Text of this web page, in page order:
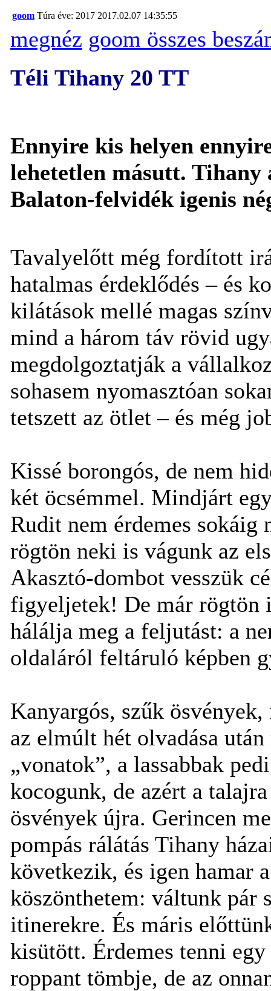
goom Túra éve: 2017 2017.02.07 14:35:55
megnéz goom összes
Téli Tihany 20 TT
Ennyire kis helyen
lehetetlen másutt. Tihany
Balaton-felvidék igenis
Tavalyelőtt még fordított
hatalmas érdeklődés – és
kilátások mellé magas
mind a három táv rövid
megdolgoztatják a
sohasem nyomasztóan
tetszett az ötlet – és még
Kissé borongós, de nem
két öcsémmel. Mindjárt
Rudit nem érdemes
rögtön neki is vágunk az
Akasztó-dombot vesszük
figyeljetek! De már rögtön
hálálja meg a feljutást: a
oldaláról feltáruló képben
Kanyargós, szűk
az elmúlt hét olvadása
„vonatok”, a lassabbak
kocogunk, de azért a
ösvények újra. Gerincen
pompás rálátás Tihany
következik, és igen hamar
köszönthetem: váltunk pár
itinerekre. És máris
kisütött. Érdemes tenni
roppant tömbje, de az